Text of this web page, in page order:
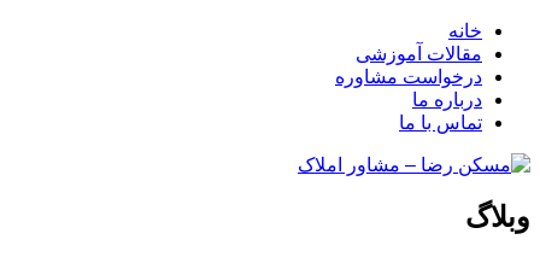
خانه
مقالات آموزشی
درخواست مشاوره
درباره ما
تماس با ما
وبلاگ